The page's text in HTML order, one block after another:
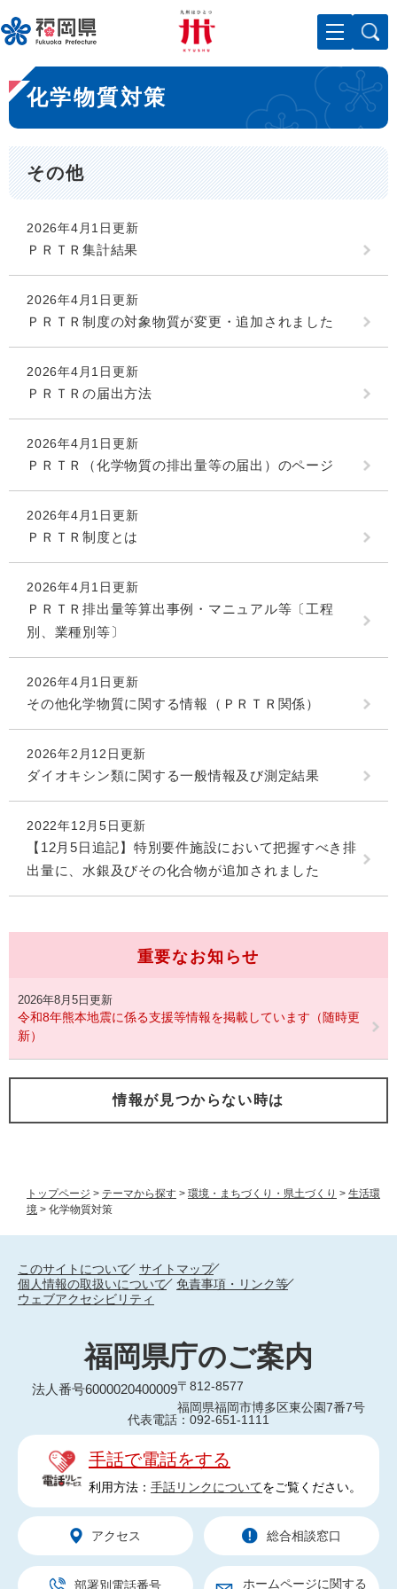
ー
ジ
先
頭
で
。
メニューを飛ばして本文へ
トップページ > テーマから探す > 環境・まちづくり・県土づくり > 生活環
境 > 化学物質対策
本
文
化学物質対策
その他
2026年4月1日更新
ＰＲＴＲ集計結果
2026年4月1日更新
ＰＲＴＲ制度の対象物質が変更・追加されました
2026年4月1日更新
ＰＲＴＲの届出方法
2026年4月1日更新
ＰＲＴＲ（化学物質の排出量等の届出）のページ
2026年4月1日更新
ＰＲＴＲ制度とは
2026年4月1日更新
ＰＲＴＲ排出量等算出事例・マニュアル等〔工程
別、業種別等〕
2026年4月1日更新
その他化学物質に関する情報（ＰＲＴＲ関係）
2026年2月12日更新
ダイオキシン類に関する一般情報及び測定結果
2022年12月5日更新
【12月5日追記】特別要件施設において把握すべき排
出量に、水銀及びその化合物が追加されました
重要なお知らせ
2026年8月5日更新
令和8年熊本地震に係る支援等情報を掲載しています（随時更
新）
情報が見つからない時は
このサイトについて
サイトマップ
個人情報の取扱いについて
免責事項・リンク等
ウェブアクセシビリティ
福岡県庁のご案内
法人番号6000020400009〒812-8577
福岡県福岡市博多区東公園7番7号
代表電話：092-651-1111
手話で電話をする
利用方法： 手話リンクについてをご覧ください。
アクセス 総合相談窓口
部署別電話番号 ホームページに関する